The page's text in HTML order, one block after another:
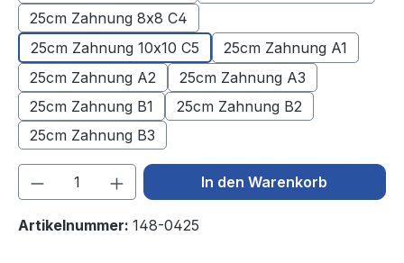
25cm Zahnung 8x8 C4
25cm Zahnung 10x10 C5
25cm Zahnung A1
25cm Zahnung A2
25cm Zahnung A3
25cm Zahnung B1
25cm Zahnung B2
25cm Zahnung B3
Produkt Anzahl: Gib denIn den Warenkorb
Artikelnummer: 148-0425